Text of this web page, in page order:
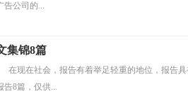
告公司的...
集锦8篇
现在社会，报告有着举足轻重的地位，报告
告8篇，仅供...